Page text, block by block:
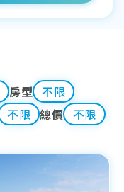
房型 不限
不限 總價 不限